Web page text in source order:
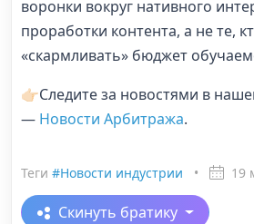
воронки вокруг нативного
проработки контента, а не те,
«скармливать» бюджет
👉🏻Следите за новостями в
— Новости Арбитража.
Теги #Новости индустрии • 19
Скинуть братику